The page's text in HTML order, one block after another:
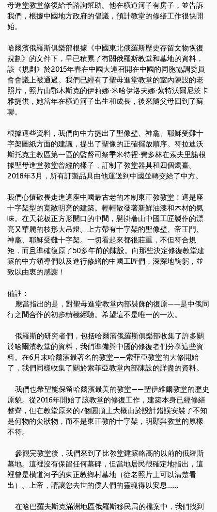
母進堂教堂修復給予諮詢幫助。他在橫道河子有房子，並告訴
我們，根據中國地方政府的倡議，預計教堂的修繕工作很快開
始。
哈爾濱俄羅斯俱樂部根據《中國東北俄羅斯歷史存留文物恢復
規劃》的文件下，早已積累了有關俄羅斯教堂和墓地的資料，
該《規劃》於2015年春在中國大連召開在中國的同胞協調委員
會會議上被通過。我們已經有了聖母進堂教堂的室內陳設的老
照片，照片由鄂木斯克的伊莉娜·米哈伊洛夫娜·紮特沃爾尼茨卡
雅提供，她當年在橫道河子出生和成長，後來隨父母回到了蘇
聯。
根據這些資料，我們向中方提出了聖像壁、神龕、耶穌受難十
字架圖紙方面的建議，提出了聖像的正確擺放順序。符拉迪沃
斯托克主教區第一區的監督司祭季米特裡·費多林在索夫里諾根
據聖母進堂教堂曾經的樣子，訂制了教堂器具和四個燭臺。
2018年3月，所有訂製品具由他運送到中國並轉交給了中方。
我們心懷敬畏走進這座中國最古老的木制東正教教堂！這是座
十字架型的寬敞明亮的建築。輕輕散發著新鮮油漆和木材的氣
味。在天花板正方形開口的中間，懸掛著由中國工匠製作的漂
亮又華麗的枝形大吊燈。上方帶有十字架的聖像壁、帝王門、
神龕、耶穌受難十字架。一切看起來都很莊重，不但符合規
矩，而且準確復原了50多年前的陳設。向那些決定修復教堂建
築的中方領導們以及進行修繕的中國工匠們，深深地鞠躬，並
致以由衷的感謝！
備註：
應當指出的是，對聖母進堂教堂內部裝飾的復原——是中俄同
行之間合作的初步積極經驗。希望這不是唯一的一次。
俄羅斯的研究者們，包括哈爾濱俄羅斯俱樂部收集了許多關
於哈爾濱教堂的資料，我們準備與中國的修復者們分享這些資
料。在6月末哈爾濱最著名的教堂——索菲亞教堂的大修開始
了，我們同樣收集了關於索菲亞教堂內部陳設的詳盡的資料。
我們也希望能保留哈爾濱最美的教堂——聖伊維爾教堂的歷史
原貌。從2016年開始了該教堂的修復工作，建築本身已經修繕
整齊，但在教堂原來的7個圓頂上大概由於設計錯誤安裝了不知
是何物的尖狀物，而不是東正教的十字架，明顯與教堂的原樣
不符。
參觀完教堂後，我們來到了比教堂建築略高的以前的俄羅斯
墓地。這裡沒有保留任何墓碑，但當地居民很確定地指出，這
裡曾是橫道河子的東正教鄉村墓地（從老照片上可以清楚看
出）。上帝，請讓您去世的僕人們的靈魂得以安息......
在哈巴羅夫斯克滿洲地區俄羅斯移民局的檔案中，我們找到